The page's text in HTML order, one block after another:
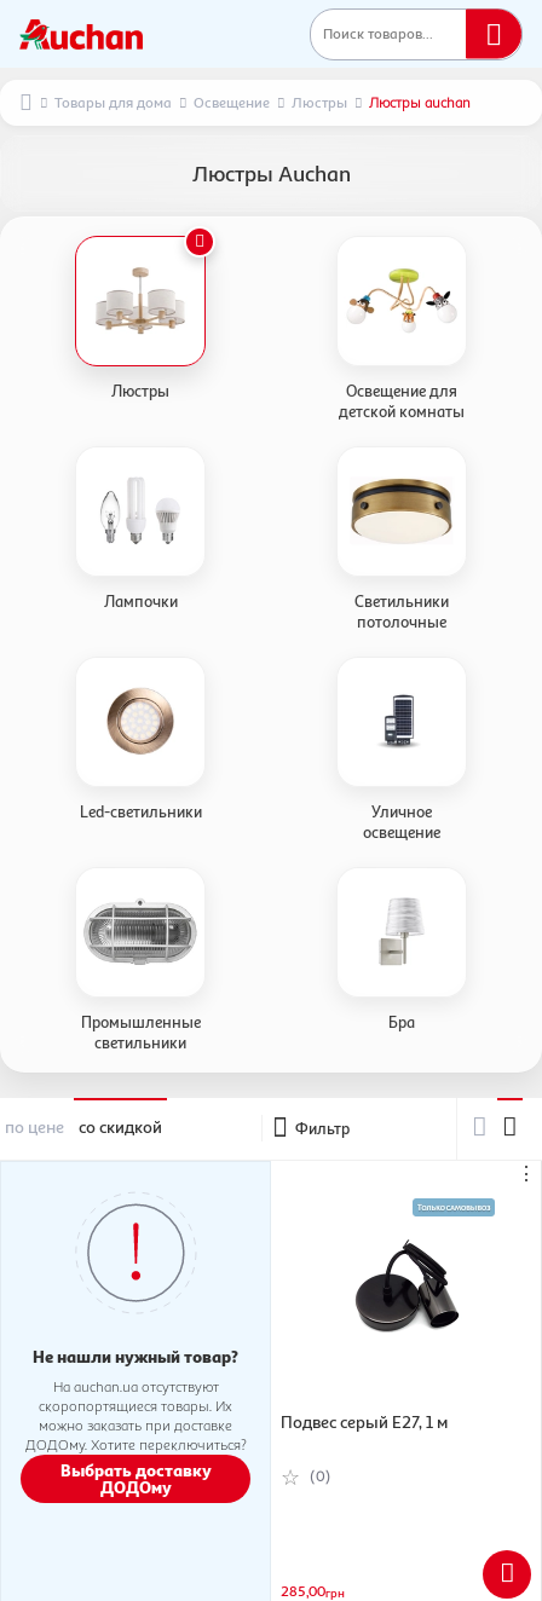
Поиск товаров...
Товары для дома Освещение Люстры Люстры auchan
Люстры Auchan
Люстры
Освещение для
детской комнаты
Лампочки
Светильники
потолочные
Led-светильники
Уличное
освещение
Промышленные
светильники
Бра
по цене со скидкой Фильтр
Не нашли нужный товар?
На auchan.ua отсутствуют
скоропортящиеся товары. Их
можно заказать при доставке
ДОДОму. Хотите переключиться?
Выбрать доставку
ДОДОму
⋮
Подвес серый Е27, 1 м
(0)
285,00грн